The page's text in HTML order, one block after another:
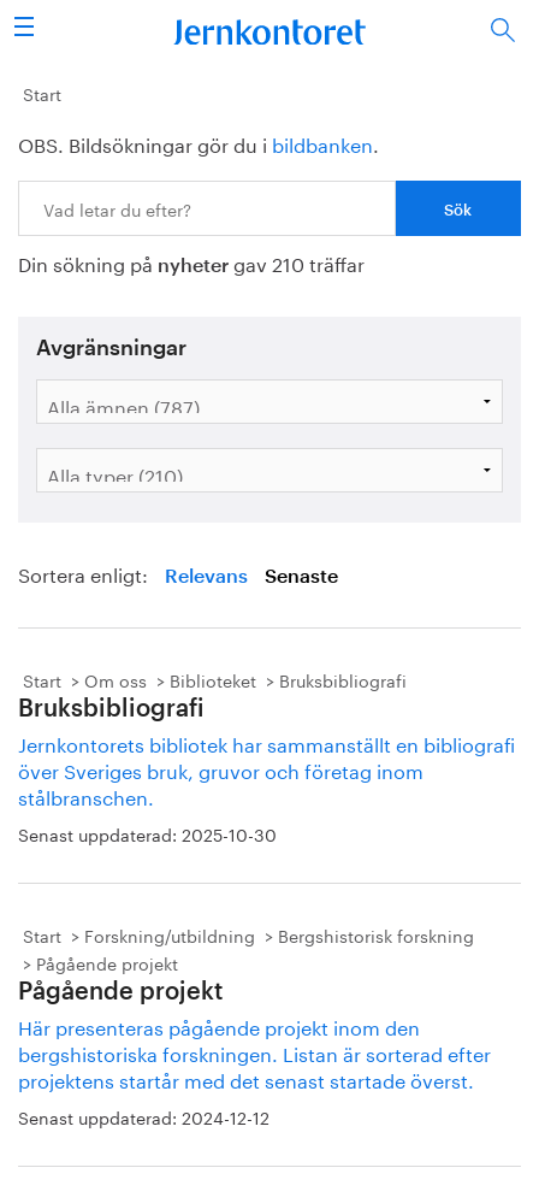
Sök
Stålindustrin
Vision 2050
Forskning/utbildning
Energi/miljö
Vi tycker
Bildbank
Start
OBS. Bildsökningar gör du i bildbanken.
Din sökning på nyheter gav 210 träffar
Avgränsningar
Sortera enligt: Relevans Senaste
Start Om oss Biblioteket Bruksbibliografi
Bruksbibliografi
Jernkontorets bibliotek har sammanställt en bibliografi
över Sveriges bruk, gruvor och företag inom
stålbranschen.
Senast uppdaterad: 2025-10-30
Start Forskning/utbildning
Bergshistorisk forskning
Pågående projekt
Pågående projekt
Här presenteras pågående projekt inom den
bergshistoriska forskningen. Listan är sorterad efter
projektens startår med det senast startade överst.
Senast uppdaterad: 2024-12-12